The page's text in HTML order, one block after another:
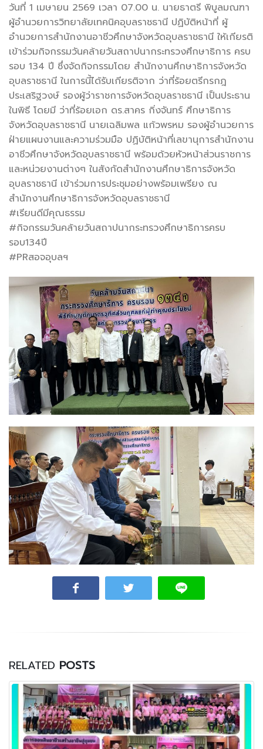
วันที่ 1 เมษายน 2569 เวลา 07.00 น. นายธาตรี พิบูลมณฑา
ผู้อำนวยการวิทยาลัยเทคนิคอุบลราชธานี ปฏิบัติหน้าที่ ผู้
อำนวยการสำนักงานอาชีวศึกษาจังหวัดอุบลราชธานี ให้เกียรติ
เข้าร่วมกิจกรรมวันคล้ายวันสถาปนากระทรวงศึกษาธิการ ครบ
รอบ 134 ปี ซึ่งจัดกิจกรรมโดย สำนักงานศึกษาธิการจังหวัด
อุบลราชธานี ในการนี้ได้รับเกียรติจาก ว่าที่ร้อยตรีกรกฎ
ประเสริฐวงษ์ รองผู้ว่าราชการจังหวัดอุบลราชธานี เป็นประธาน
ในพิธี โดยมี ว่าที่ร้อยเอก ดร.สาคร กิ่งจันทร์ ศึกษาธิการ
จังหวัดอุบลราชธานี นายเฉลิมพล แก้วพรหม รองผู้อำนวยการ
ฝ่ายแผนงานและความร่วมมือ ปฏิบัติหน้าที่เลขานุการสำนักงาน
อาชีวศึกษาจังหวัดอุบลราชธานี พร้อมด้วยหัวหน้าส่วนราชการ
และหน่วยงานต่างๆ ในสังกัดสำนักงานศึกษาธิการจังหวัด
อุบลราชธานี เข้าร่วมการประชุมอย่างพร้อมเพรียง ณ
สำนักงานศึกษาธิการจังหวัดอุบลราชธานี
#เรียนดีมีคุณธรรม
#กิจกรรมวันคล้ายวันสถาปนากระทรวงศึกษาธิการครบ
รอบ134ปี
#PRสอจอุบลฯ
RELATED POSTS